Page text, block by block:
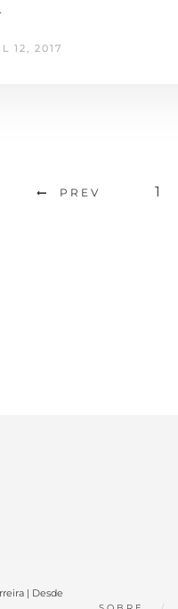
12, 2017
PREV 1
| Desde